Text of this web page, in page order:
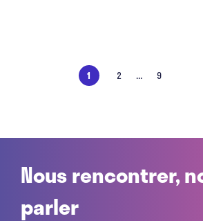
1 2 … 9
Nous rencontrer,
parler